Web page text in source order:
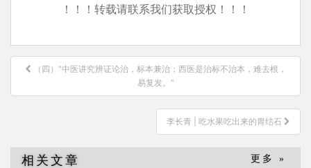
！！！转载请联系我们获取授权！！！
文
导
（四）“中医讲究辨证论治，标本兼治；西医是治标不治本，难去根，
易复发。”
李长青 | 吃水果吃出来的胃结石
相关文章 更多 »